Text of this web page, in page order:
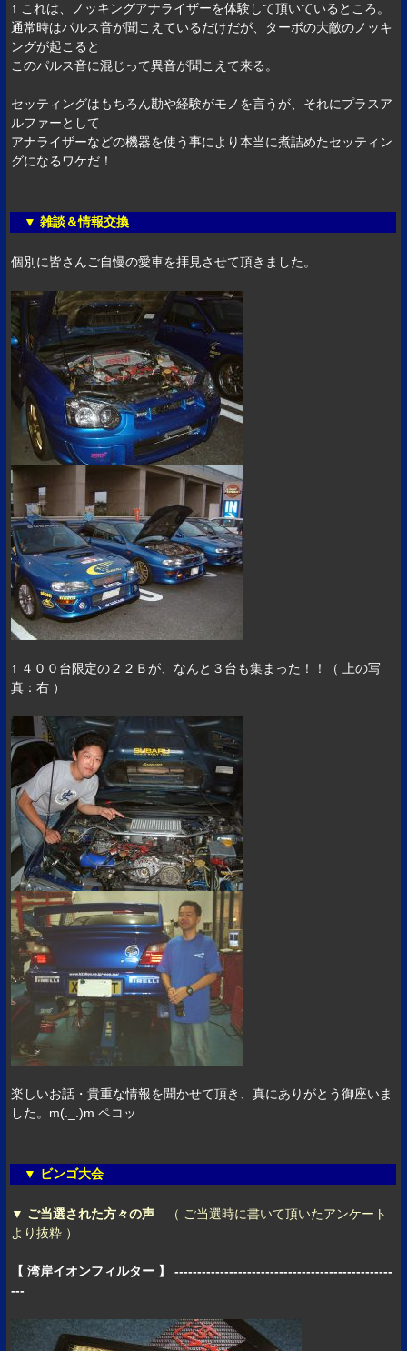
↑ これは、ノッキングアナライザーを体験して頂いているところ。
通常時はパルス音が聞こえているだけだが、ターボの大敵のノッキ
ングが起こると
このパルス音に混じって異音が聞こえて来る。
セッティングはもちろん勘や経験がモノを言うが、それにプラスア
ルファーとして
アナライザーなどの機器を使う事により本当に煮詰めたセッティン
グになるワケだ！
▼ 雑談＆情報交換
個別に皆さんご自慢の愛車を拝見させて頂きました。
↑ ４００台限定の２２Ｂが、なんと３台も集まった！！（ 上の写
真：右 ）
楽しいお話・貴重な情報を聞かせて頂き、真にありがとう御座いま
した。m(._.)m ペコッ
▼ ビンゴ大会
▼ ご当選された方々の声
（ ご当選時に書いて頂いたアンケート
より抜粋 ）
【 湾岸イオンフィルター 】 ------------------------------------------------
---